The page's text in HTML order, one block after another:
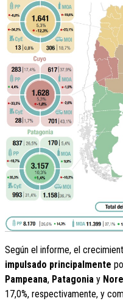
Según el informe, el
impulsado principalmente
Pampeana, Patagonia y
17,0%, respectivamente, y